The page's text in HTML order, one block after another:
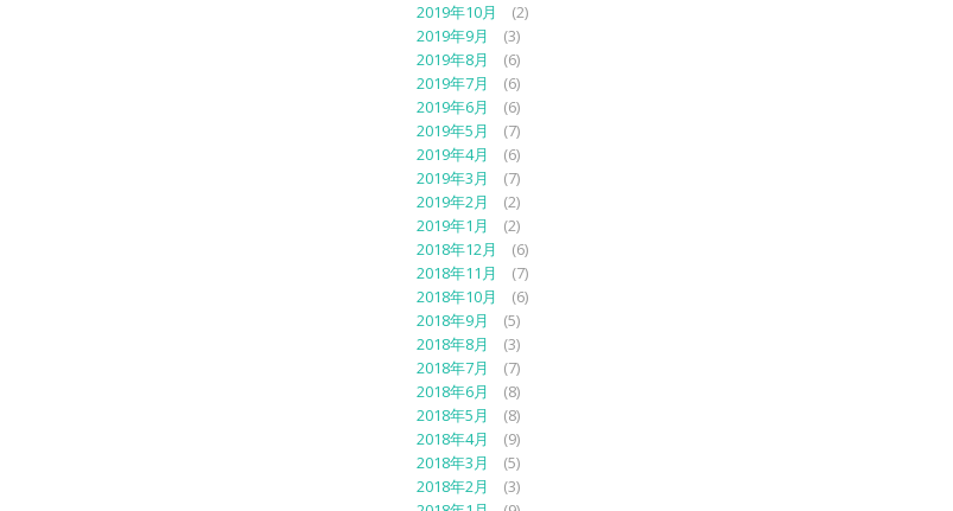
2019年10月
(2)
2019年9月
(3)
2019年8月
(6)
2019年7月
(6)
2019年6月
(6)
2019年5月
(7)
2019年4月
(6)
2019年3月
(7)
2019年2月
(2)
2019年1月
(2)
2018年12月
(6)
2018年11月
(7)
2018年10月
(6)
2018年9月
(5)
2018年8月
(3)
2018年7月
(7)
2018年6月
(8)
2018年5月
(8)
2018年4月
(9)
2018年3月
(5)
2018年2月
(3)